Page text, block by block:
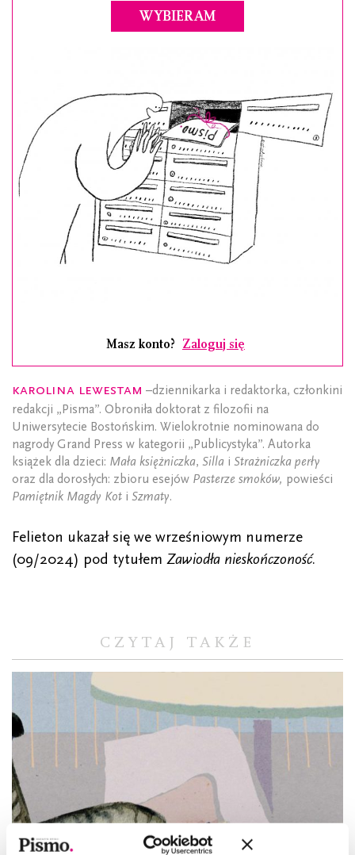
WYBIERAM
Masz konto? Zaloguj się
Karolina Lewestam –dziennikarka i redaktorka, członkini
redakcji „Pisma”. Obroniła doktorat z filozofii na
Uniwersytecie Bostońskim. Wielokrotnie nominowana do
nagrody Grand Press w kategorii „Publicystyka”. Autorka
książek dla dzieci: Mała księżniczka, Silla i Strażniczka perły
oraz dla dorosłych: zbioru esejów Pasterze smoków, powieści
Pamiętnik Magdy Kot i Szmaty.
Felieton ukazał się we wrześniowym numerze
(09/2024) pod tytułem Zawiodła nieskończoność.
CZYTAJ TAKŻE